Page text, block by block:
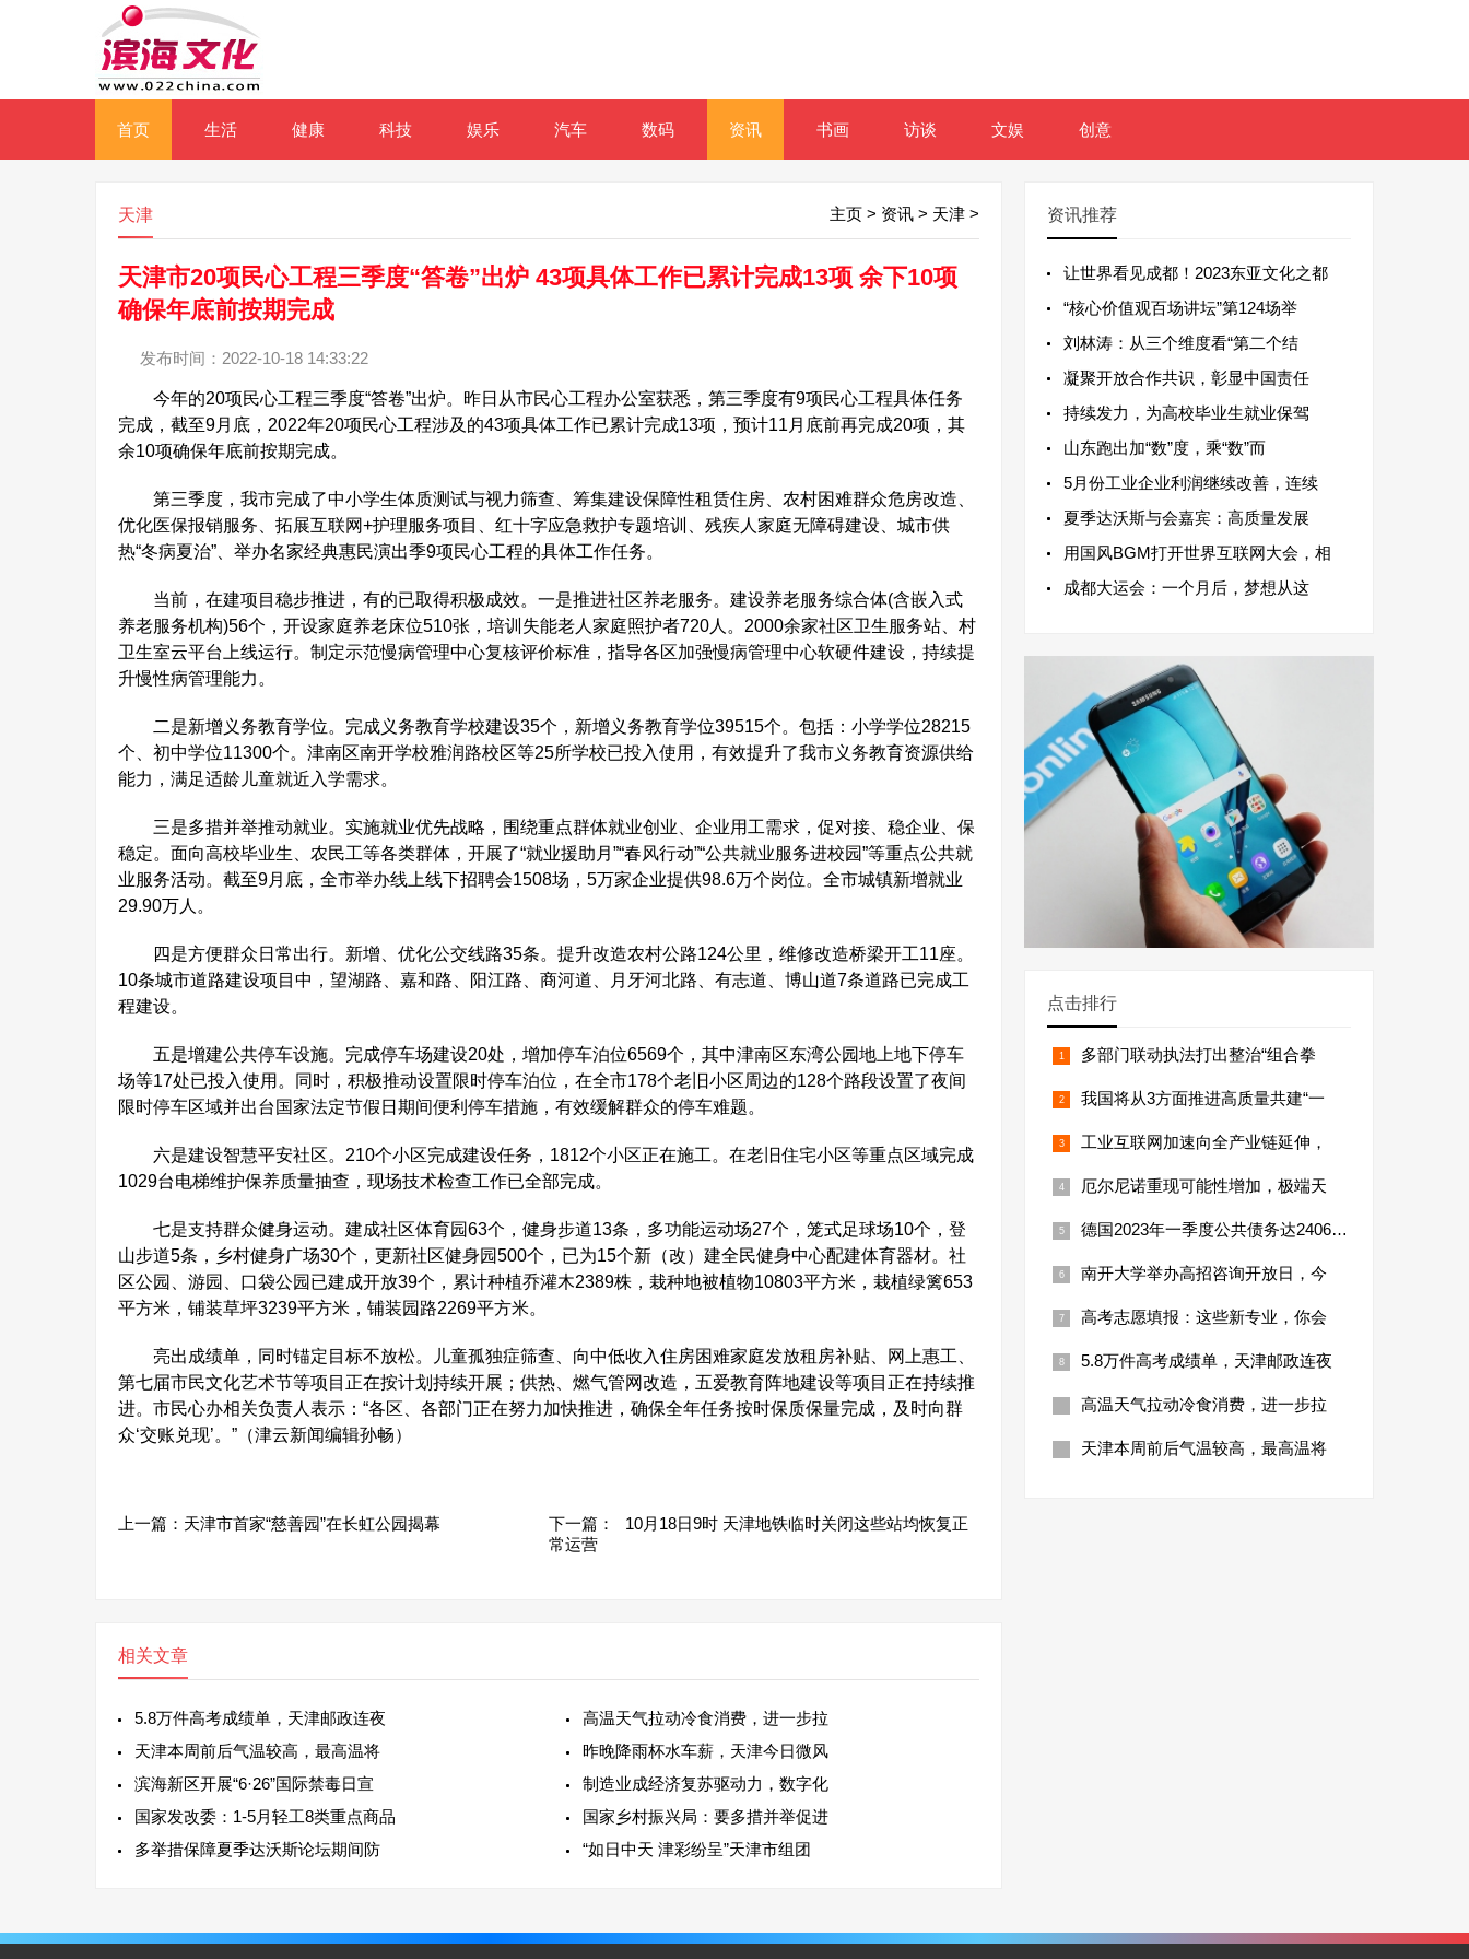
首页 生活 健康 科技 娱乐 汽车 数码 资讯 书画 访谈 文娱 创意
主页 > 资讯 > 天津 >
天津
天津市20项民心工程三季度“答卷”出炉 43项具体工作已累计完成13项 余下10项
确保年底前按期完成
发布时间：2022-10-18 14:33:22
今年的20项民心工程三季度“答卷”出炉。昨日从市民心工程办公室获悉，第三季度有9项民心工程具体任务
完成，截至9月底，2022年20项民心工程涉及的43项具体工作已累计完成13项，预计11月底前再完成20项，其
余10项确保年底前按期完成。
第三季度，我市完成了中小学生体质测试与视力筛查、筹集建设保障性租赁住房、农村困难群众危房改造、
优化医保报销服务、拓展互联网+护理服务项目、红十字应急救护专题培训、残疾人家庭无障碍建设、城市供
热“冬病夏治”、举办名家经典惠民演出季9项民心工程的具体工作任务。
当前，在建项目稳步推进，有的已取得积极成效。一是推进社区养老服务。建设养老服务综合体(含嵌入式
养老服务机构)56个，开设家庭养老床位510张，培训失能老人家庭照护者720人。2000余家社区卫生服务站、村
卫生室云平台上线运行。制定示范慢病管理中心复核评价标准，指导各区加强慢病管理中心软硬件建设，持续提
升慢性病管理能力。
二是新增义务教育学位。完成义务教育学校建设35个，新增义务教育学位39515个。包括：小学学位28215
个、初中学位11300个。津南区南开学校雅润路校区等25所学校已投入使用，有效提升了我市义务教育资源供给
能力，满足适龄儿童就近入学需求。
三是多措并举推动就业。实施就业优先战略，围绕重点群体就业创业、企业用工需求，促对接、稳企业、保
稳定。面向高校毕业生、农民工等各类群体，开展了“就业援助月”“春风行动”“公共就业服务进校园”等重点公共就
业服务活动。截至9月底，全市举办线上线下招聘会1508场，5万家企业提供98.6万个岗位。全市城镇新增就业
29.90万人。
四是方便群众日常出行。新增、优化公交线路35条。提升改造农村公路124公里，维修改造桥梁开工11座。
10条城市道路建设项目中，望湖路、嘉和路、阳江路、商河道、月牙河北路、有志道、博山道7条道路已完成工
程建设。
五是增建公共停车设施。完成停车场建设20处，增加停车泊位6569个，其中津南区东湾公园地上地下停车
场等17处已投入使用。同时，积极推动设置限时停车泊位，在全市178个老旧小区周边的128个路段设置了夜间
限时停车区域并出台国家法定节假日期间便利停车措施，有效缓解群众的停车难题。
六是建设智慧平安社区。210个小区完成建设任务，1812个小区正在施工。在老旧住宅小区等重点区域完成
1029台电梯维护保养质量抽查，现场技术检查工作已全部完成。
七是支持群众健身运动。建成社区体育园63个，健身步道13条，多功能运动场27个，笼式足球场10个，登
山步道5条，乡村健身广场30个，更新社区健身园500个，已为15个新（改）建全民健身中心配建体育器材。社
区公园、游园、口袋公园已建成开放39个，累计种植乔灌木2389株，栽种地被植物10803平方米，栽植绿篱653
平方米，铺装草坪3239平方米，铺装园路2269平方米。
亮出成绩单，同时锚定目标不放松。儿童孤独症筛查、向中低收入住房困难家庭发放租房补贴、网上惠工、
第七届市民文化艺术节等项目正在按计划持续开展；供热、燃气管网改造，五爱教育阵地建设等项目正在持续推
进。市民心办相关负责人表示：“各区、各部门正在努力加快推进，确保全年任务按时保质保量完成，及时向群
众‘交账兑现’。”（津云新闻编辑孙畅）
上一篇： 天津市首家“慈善园”在长虹公园揭幕 下一篇：
10月18日9时 天津地铁临时关闭这些站均恢复正
常运营
相关文章
5.8万件高考成绩单，天津邮政连夜
高温天气拉动冷食消费，进一步拉
天津本周前后气温较高，最高温将
昨晚降雨杯水车薪，天津今日微风
滨海新区开展“6·26”国际禁毒日宣
制造业成经济复苏驱动力，数字化
国家发改委：1-5月轻工8类重点商品
国家乡村振兴局：要多措并举促进
多举措保障夏季达沃斯论坛期间防
“如日中天 津彩纷呈”天津市组团
资讯推荐
让世界看见成都！2023东亚文化之都
“核心价值观百场讲坛”第124场举
刘林涛：从三个维度看“第二个结
凝聚开放合作共识，彰显中国责任
持续发力，为高校毕业生就业保驾
山东跑出加“数”度，乘“数”而
5月份工业企业利润继续改善，连续
夏季达沃斯与会嘉宾：高质量发展
用国风BGM打开世界互联网大会，相
成都大运会：一个月后，梦想从这
点击排行
多部门联动执法打出整治“组合拳
我国将从3方面推进高质量共建“一
工业互联网加速向全产业链延伸，
厄尔尼诺重现可能性增加，极端天
德国2023年一季度公共债务达24066亿
南开大学举办高招咨询开放日，今
高考志愿填报：这些新专业，你会
5.8万件高考成绩单，天津邮政连夜
高温天气拉动冷食消费，进一步拉
天津本周前后气温较高，最高温将